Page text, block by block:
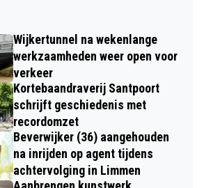
Wijkertunnel na wekenlange
werkzaamheden weer open voor
verkeer
Kortebaandraverij Santpoort
schrijft geschiedenis met
recordomzet
Beverwijker (36) aangehouden
na inrijden op agent tijdens
achtervolging in Limmen